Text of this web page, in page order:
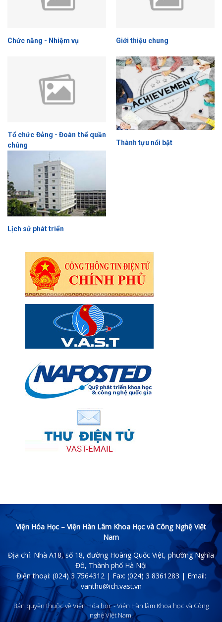
Chức năng - Nhiệm vụ Giới thiệu chung
Tổ chức Đảng - Đoàn thể quần
chúng
Thành tựu nổi bật
Lịch sử phát triển
Viện Hóa Học – Viện Hàn Lâm Khoa Học và Công Nghệ Việt
Nam
Địa chỉ: Nhà A18, số 18, đường Hoàng Quốc Việt, phường Nghĩa
Đô, Thành phố Hà Nội
Điện thoại: (024) 3 7564312 | Fax: (024) 3 8361283 | Email:
vanthu@ich.vast.vn
Bản quyền thuộc về Viện Hóa học - Viện Hàn lâm Khoa học và Công
nghệ Việt Nam.